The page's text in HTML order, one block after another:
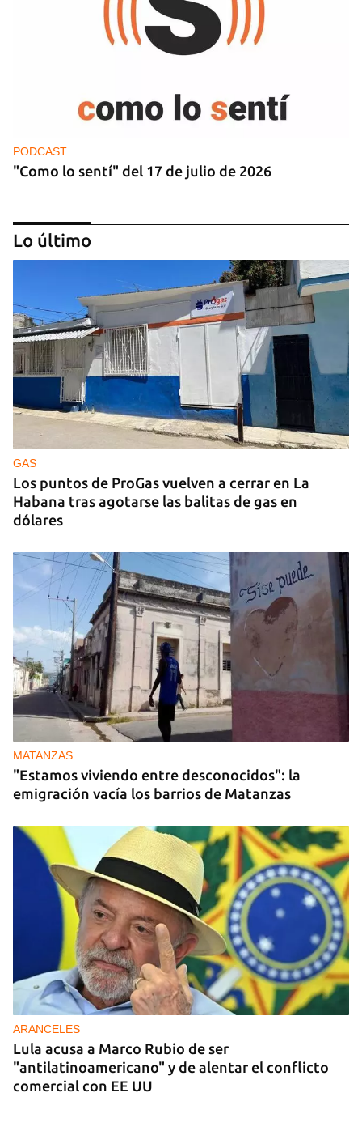
PODCAST
"Como lo sentí" del 17 de julio de 2026
PODCAST
"Como lo sentí" del 10 de julio de 2026
Lo último
GAS
Los puntos de ProGas vuelven a cerrar en La
Habana tras agotarse las balitas de gas en
dólares
MATANZAS
"Estamos viviendo entre desconocidos": la
emigración vacía los barrios de Matanzas
ARANCELES
Lula acusa a Marco Rubio de ser
"antilatinoamericano" y de alentar el conflicto
comercial con EE UU